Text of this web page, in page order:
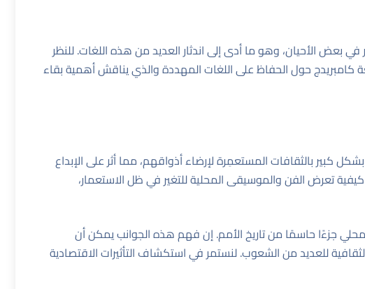
بعض الأحيان، وهو ما أدى إلى اندثار العديد من هذه اللغات. للنظر
كامبريدجحول الحفاظ على اللغات المهددةوالذي يناقش أهمية بقاء
كبير بالثقافات المستعمِرة لإرضاء أذواقهم، مما أثر على الإبداع
تعرض الفن والموسيقى المحلية للتغير في ظل الاستعمار،
المحلي جزءًا حاسمًا من تاريخ الأمم. إن فهم هذه الجوانب يمكن أن
للعديد من الشعوب. لنستمر في استكشاف التأثيرات الاقتصادية